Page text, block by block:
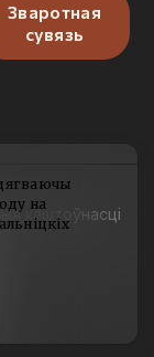
Зваротная
сувязь
каштоўнасці
на